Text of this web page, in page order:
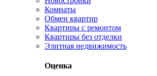
Комнаты
Обмен квартир
Квартиры с ремонтом
Квартиры без отделки
Элитная недвижимость
Оценка